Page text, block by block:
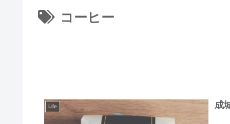
コーヒー
Life 成